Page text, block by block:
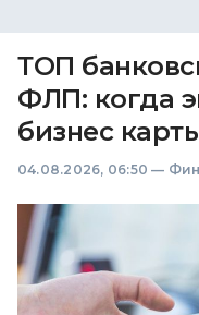
ТОП
ФЛП: когда
бизнес
04.08.2026, 06:50 —